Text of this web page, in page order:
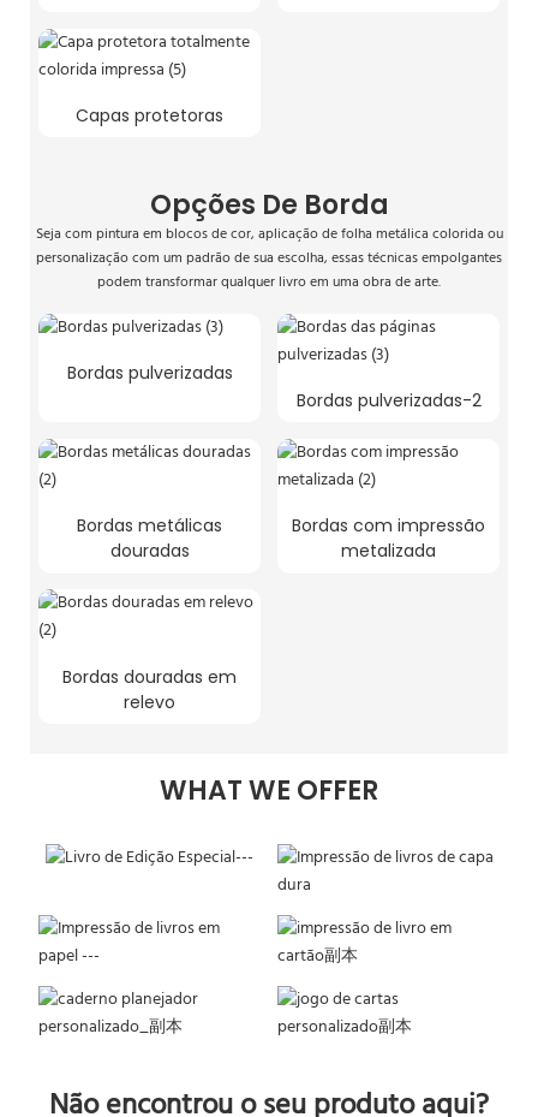
Capas protetoras
Opções De Borda
Seja com pintura em blocos de cor, aplicação de folha metálica colorida ou
personalização com um padrão de sua escolha, essas técnicas empolgantes
podem transformar qualquer livro em uma obra de arte.
Bordas pulverizadas
Bordas pulverizadas-2
Bordas metálicas
douradas
Bordas com impressão
metalizada
Bordas douradas em
relevo
WHAT WE OFFER
Não encontrou o seu produto aqui?